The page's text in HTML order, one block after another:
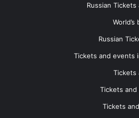
Russian
Russian
Tickets and events
Tickets
Tickets and
Tickets